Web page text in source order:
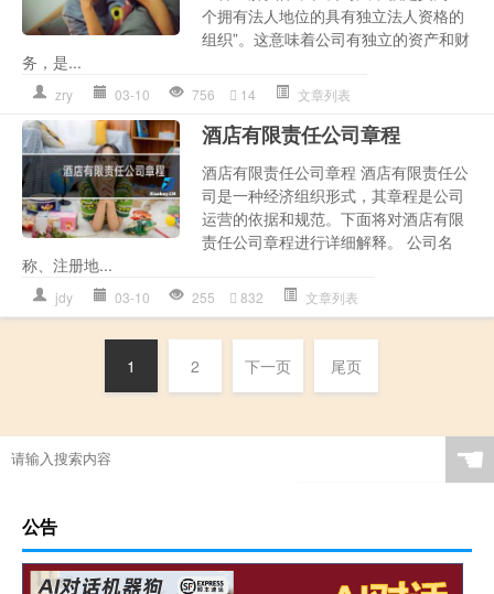
个拥有法人地位的具有独立法人资格的
组织”。这意味着公司有独立的资产和财
务，是...
zry 03-10 756 14 文章列表
酒店有限责任公司章程
酒店有限责任公司章程 酒店有限责任公
司是一种经济组织形式，其章程是公司
运营的依据和规范。下面将对酒店有限
责任公司章程进行详细解释。 公司名
称、注册地...
jdy 03-10 255 832 文章列表
1 2 下一页 尾页
☚
公告